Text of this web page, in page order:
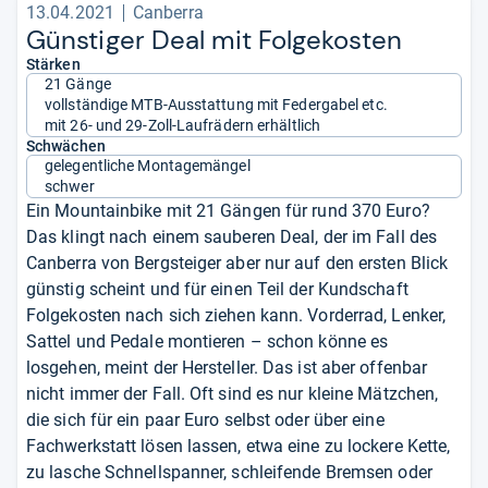
13.04.2021 Canberra
Güns­ti­ger Deal mit Fol­ge­kos­ten
Stärken
21 Gänge
vollständige MTB-Ausstattung mit Federgabel etc.
mit 26- und 29-Zoll-Laufrädern erhältlich
Schwächen
gelegentliche Montagemängel
schwer
Ein Mountainbike mit 21 Gängen für rund 370 Euro?
Das klingt nach einem sauberen Deal, der im Fall des
Canberra von Bergsteiger aber nur auf den ersten Blick
günstig scheint und für einen Teil der Kundschaft
Folgekosten nach sich ziehen kann. Vorderrad, Lenker,
Sattel und Pedale montieren – schon könne es
losgehen, meint der Hersteller. Das ist aber offenbar
nicht immer der Fall. Oft sind es nur kleine Mätzchen,
die sich für ein paar Euro selbst oder über eine
Fachwerkstatt lösen lassen, etwa eine zu lockere Kette,
zu lasche Schnellspanner, schleifende Bremsen oder